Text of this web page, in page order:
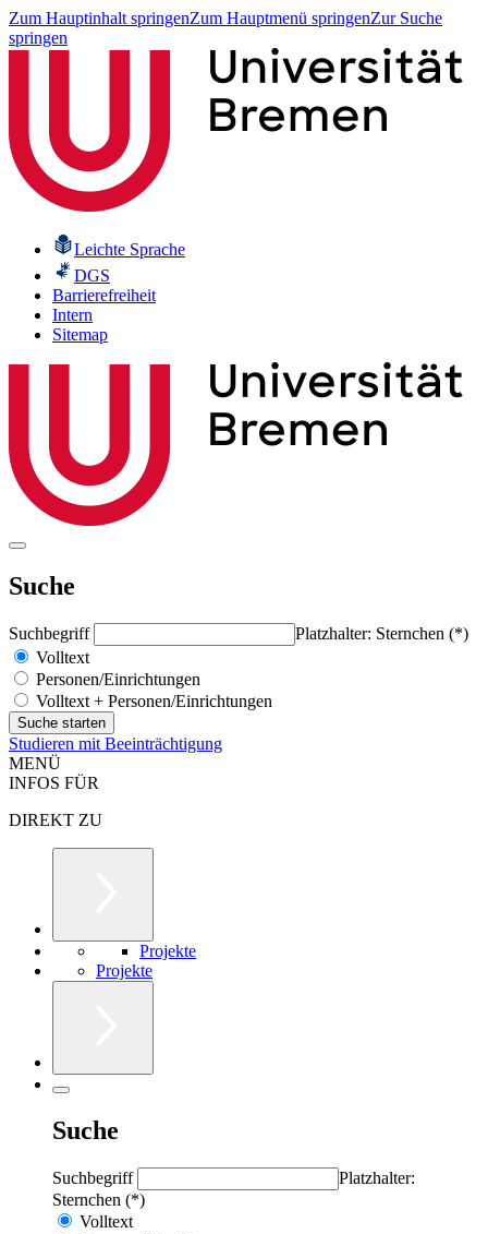
Zum Hauptinhalt springenZum Hauptmenü springenZur Suche
springen
Leichte Sprache
DGS
Barrierefreiheit
Intern
Sitemap
Suche
Suchbegriff
Platzhalter: Sternchen (*)
Volltext
Personen/Einrichtungen
Volltext + Personen/Einrichtungen
Studieren mit Beeinträchtigung
MENÜ
INFOS FÜR
DIREKT ZU
Projekte
Projekte
Suche
Suchbegriff
Platzhalter:
Sternchen (*)
Volltext